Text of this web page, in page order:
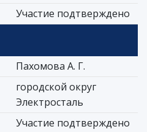
Участие подтверждено
Пахомова А. Г.
городской округ
Электросталь
Участие подтверждено